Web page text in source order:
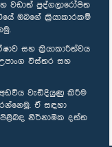
වඩාත් පුද්ගලාරෝපිත
ඔබගේ ක්‍රියාකාරකම්
සහ ක්‍රියාකාරීත්වය
විස්තර සහ
වැඩිදියුණු කිරීම
ඒ සඳහා
නිර්නාමික දත්ත